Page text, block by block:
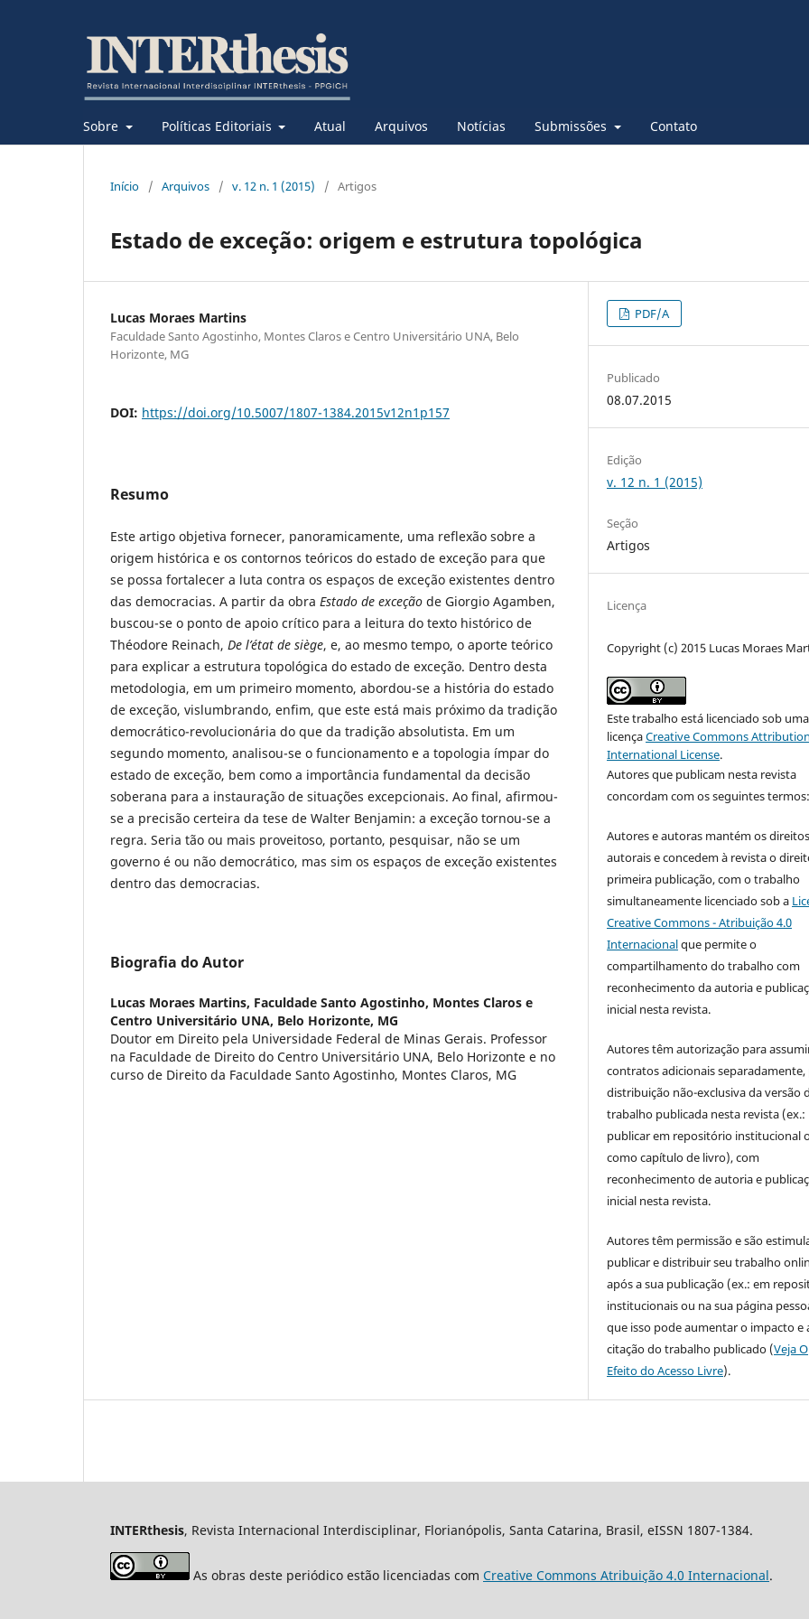
Sobre Políticas Editoriais Atual Arquivos Notícias Submissões Contato
Início / Arquivos / v. 12 n. 1 (2015) / Artigos
Estado de exceção: origem e estrutura topológica
Lucas Moraes Martins
Faculdade Santo Agostinho, Montes Claros e Centro Universitário UNA, Belo
Horizonte, MG
DOI: https://doi.org/10.5007/1807-1384.2015v12n1p157
Resumo
Este artigo objetiva fornecer, panoramicamente, uma reflexão sobre a
origem histórica e os contornos teóricos do estado de exceção para que
se possa fortalecer a luta contra os espaços de exceção existentes dentro
das democracias. A partir da obra Estado de exceção de Giorgio Agamben,
buscou-se o ponto de apoio crítico para a leitura do texto histórico de
Théodore Reinach, De l’état de siège, e, ao mesmo tempo, o aporte teórico
para explicar a estrutura topológica do estado de exceção. Dentro desta
metodologia, em um primeiro momento, abordou-se a história do estado
de exceção, vislumbrando, enfim, que este está mais próximo da tradição
democrático-revolucionária do que da tradição absolutista. Em um
segundo momento, analisou-se o funcionamento e a topologia ímpar do
estado de exceção, bem como a importância fundamental da decisão
soberana para a instauração de situações excepcionais. Ao final, afirmou-
se a precisão certeira da tese de Walter Benjamin: a exceção tornou-se a
regra. Seria tão ou mais proveitoso, portanto, pesquisar, não se um
governo é ou não democrático, mas sim os espaços de exceção existentes
dentro das democracias.
Biografia do Autor
Lucas Moraes Martins, Faculdade Santo Agostinho, Montes Claros e
Centro Universitário UNA, Belo Horizonte, MG
Doutor em Direito pela Universidade Federal de Minas Gerais. Professor
na Faculdade de Direito do Centro Universitário UNA, Belo Horizonte e no
curso de Direito da Faculdade Santo Agostinho, Montes Claros, MG
PDF/A
Publicado
08.07.2015
Edição
v. 12 n. 1 (2015)
Seção
Artigos
Licença
Copyright (c) 2015 Lucas Moraes
Este trabalho está licenciado sob uma
licençaCreative Commons
International License.
Autores que publicam nesta revista
concordam com os seguintes termos:
Autores e autoras mantém os direitos
autorais e concedem à revista o
primeira publicação, com o trabalho
simultaneamente licenciado sob a
Creative Commons - Atribuição 4.0
Internacionalque permite o
compartilhamento do trabalho com
reconhecimento da autoria e
inicial nesta revista.
Autores têm autorização para
contratos adicionais separadamente,
distribuição não-exclusiva da versão
trabalho publicada nesta revista (ex.:
publicar em repositório institucional
como capítulo de livro), com
reconhecimento de autoria e
inicial nesta revista.
Autores têm permissão e são
publicar e distribuir seu trabalho
após a sua publicação (ex.: em
institucionais ou na sua página
que isso pode aumentar o impacto e
citação do trabalho publicado (Veja O
Efeito do Acesso Livre).
INTERthesis, Revista Internacional Interdisciplinar, Florianópolis, Santa Catarina, Brasil, eISSN 1807-1384.
As obras deste periódico estão licenciadas com Creative Commons Atribuição 4.0 Internacional.